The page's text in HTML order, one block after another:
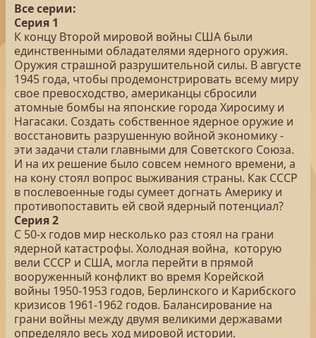
Все серии:
Серия 1
К концу Второй мировой войны США были
единственными обладателями ядерного оружия.
Оружия страшной разрушительной силы. В августе
1945 года, чтобы продемонстрировать всему миру
свое превосходство, американцы сбросили
атомные бомбы на японские города Хиросиму и
Нагасаки. Создать собственное ядерное оружие и
восстановить разрушенную войной экономику -
эти задачи стали главными для Советского Союза.
И на их решение было совсем немного времени, а
на кону стоял вопрос выживания страны. Как СССР
в послевоенные годы сумеет догнать Америку и
противопоставить ей свой ядерный потенциал?
Серия 2
С 50-х годов мир несколько раз стоял на грани
ядерной катастрофы. Холодная война, которую
вели СССР и США, могла перейти в прямой
вооруженный конфликт во время Корейской
войны 1950-1953 годов, Берлинского и Карибского
кризисов 1961-1962 годов. Балансирование на
грани войны между двумя великими державами
определяло весь ход мировой истории.